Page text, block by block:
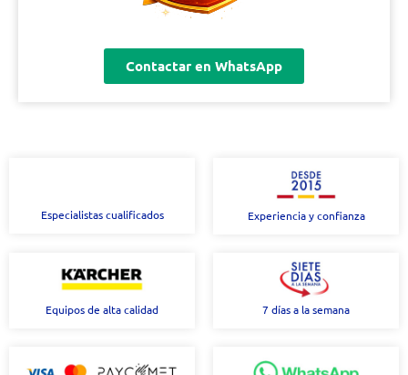
Contactar en WhatsApp
Experiencia y confianza
Equipos de alta calidad 7 días a la semana